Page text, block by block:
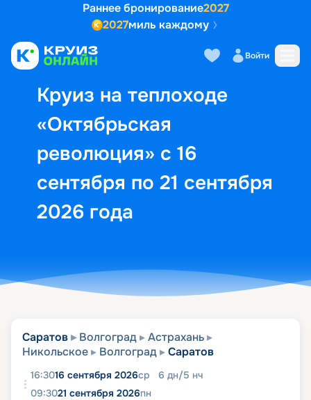
Раннее бронирование2027
2027миль каждому
Войти
Круиз на теплоходе
«Октябрьская
революция» с 16
сентября по 21 сентября
2026 года
Выбор кают Маршрут и
Саратов Волгоград
Астрахань
Никольское
Волгоград Саратов
16:3016 сентября 2026ср 6 дн/5 нч
09:3021 сентября 2026пн